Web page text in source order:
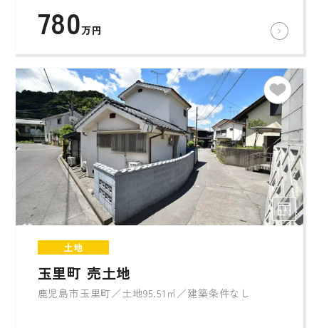
780万円
土地
玉里町 売土地
鹿児島市玉里町／土地95.51㎡／建築条件なし